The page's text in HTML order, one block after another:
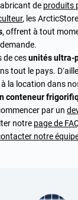
de produits
, les
, offrent à tout
de cesunités ultra-
tout le pays.
la location dans
conteneur
par un
notre page de
notre